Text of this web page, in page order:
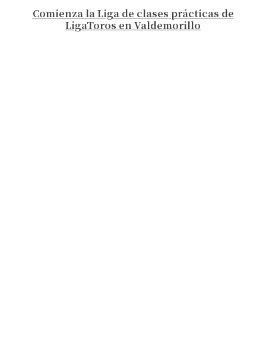
Comienza la Liga de clases prácticas de
LigaToros en Valdemorillo